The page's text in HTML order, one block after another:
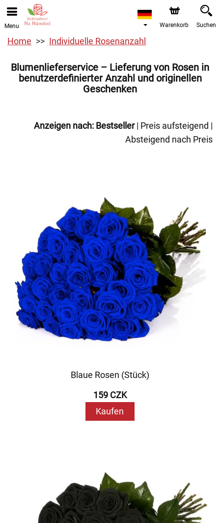
Menu Warenkorb Suchen
Home Individuelle Rosenanzahl
Blumenlieferservice – Lieferung von Rosen in
benutzerdefinierter Anzahl und originellen
Geschenken
Anzeigen nach: Bestseller| Preis aufsteigend |
Absteigend nach Preis
Blaue Rosen (Stück)
159 CZK
Kaufen